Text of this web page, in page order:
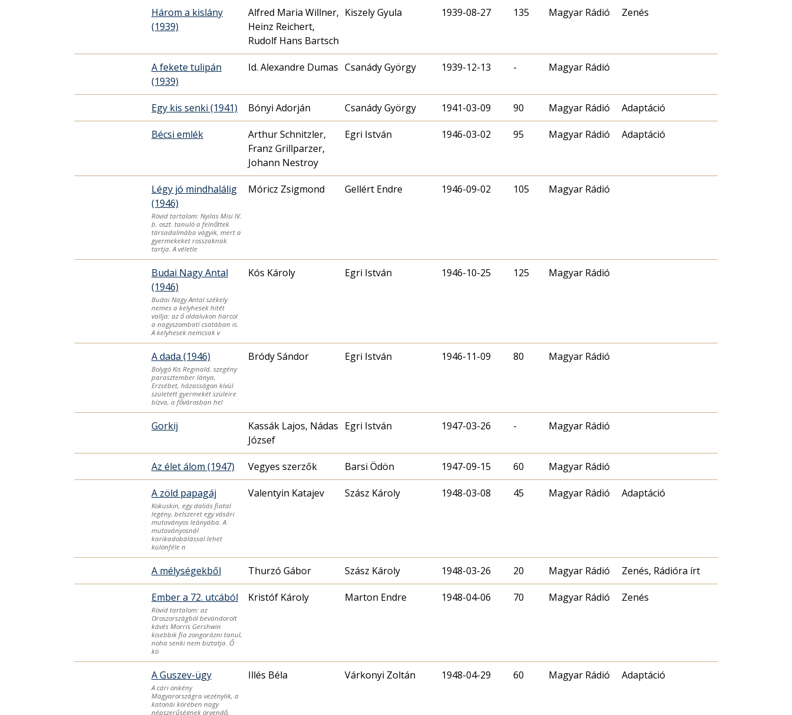
Három a kislány
(1939)
Alfred Maria Willner,
Heinz Reichert,
Rudolf Hans Bartsch
Kiszely Gyula 1939-08-27 135 Magyar Rádió Zenés
A fekete tulipán
(1939)
Id. Alexandre Dumas Csanády György 1939-12-13 - Magyar Rádió
Egy kis senki (1941) Bónyi Adorján Csanády György 1941-03-09 90 Magyar Rádió Adaptáció
Bécsi emlék
Arthur Schnitzler,
Franz Grillparzer,
Johann Nestroy
Egri István 1946-03-02 95 Magyar Rádió Adaptáció
Légy jó mindhalálig
(1946)
Rövid tartalom: Nyilas Misi IV.
b. oszt. tanuló a felnőttek
társadalmába vágyik, mert a
gyermekeket rosszaknak
tartja. A véletle
Móricz Zsigmond Gellért Endre 1946-09-02 105 Magyar Rádió
Budai Nagy Antal
(1946)
Budai Nagy Antal székely
nemes a kelyhesek hitét
vallja: az ő oldalukon harcol
a nagyszombati csatában is.
A kelyhesek nemcsak v
Kós Károly Egri István 1946-10-25 125 Magyar Rádió
A dada (1946)
Bolygó Kis Reginald, szegény
parasztember lánya,
Erzsébet, házasságon kívül
született gyermekét szüleire
bízva, a fővárosban hel
Bródy Sándor Egri István 1946-11-09 80 Magyar Rádió
Gorkij
Kassák Lajos, Nádas
József
Egri István 1947-03-26 - Magyar Rádió
Az élet álom (1947) Vegyes szerzők Barsi Ödön 1947-09-15 60 Magyar Rádió
A zöld papagáj
Kokuskin, egy daliás fiatal
legény, belszeret egy vásári
mutaványos leányába. A
mutaványosnál
karikadobálással lehet
különféle n
Valentyin Katajev Szász Károly 1948-03-08 45 Magyar Rádió Adaptáció
A mélységekből Szász Károly 1948-03-26 20 Magyar Rádió Zenés, Rádióra írt
Ember a 72. utcából
Rövid tartalom: az
Oroszországból bevándorolt
kávés Morris Gershwin
kisebbik fia zongorázni tanul,
noha senki nem biztatja. Ő
kö
Kristóf Károly Marton Endre 1948-04-06 70 Magyar Rádió Zenés
A Guszev-ügy
A cári önkény
Magyarországra vezénylik, a
katonái körében nagy
népszerűségnek örvendő,
Illés Béla Várkonyi Zoltán 1948-04-29 60 Magyar Rádió Adaptáció